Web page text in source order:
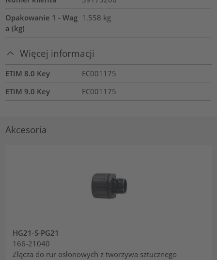
Opakowanie 1 - Wag
a (kg)
1.558 kg
Więcej informacji
ETIM 8.0 Key
EC001175
ETIM 9.0 Key
EC001175
Akcesoria
HG21-S-PG21
166-21040
Złącza do rur osłonowych z tworzywa sztucznego